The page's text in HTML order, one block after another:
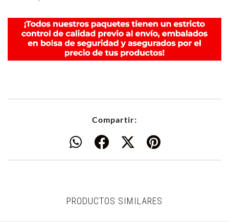
Compartir:
PRODUCTOS SIMILARES